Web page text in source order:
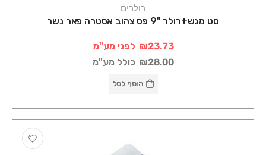
רולרים
סט מגש+רולר "9 פס צהוב אסטרה פאר נשר
₪23.73 לפני מע"מ
₪28.00 כולל מע"מ
הוסף לסל